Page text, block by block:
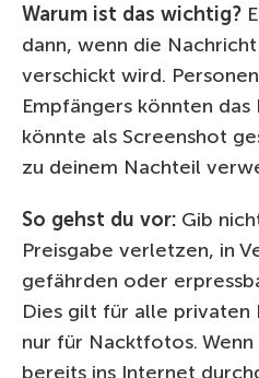
Warum ist das wichtig?
dann, wenn die
verschickt wird.
Empfängers könnten
könnte als Screenshot
zu deinem Nachteil
So gehst du vor: Gib
Preisgabe verletzen, in
gefährden oder
Dies gilt für alle privaten
nur für Nacktfotos.
bereits ins Internet